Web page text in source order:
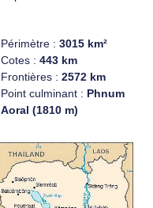
Périmètre : 3015 km²
Cotes : 443 km
Frontières : 2572 km
Point culminant : Phnum
Aoral (1810 m)